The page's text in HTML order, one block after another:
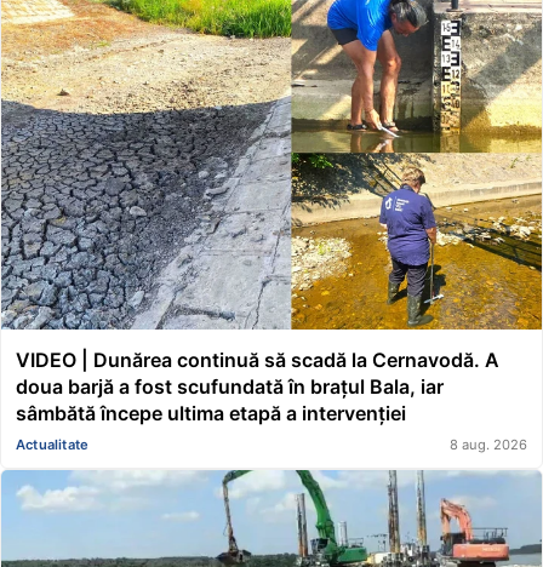
VIDEO | Dunărea continuă să scadă la Cernavodă. A
doua barjă a fost scufundată în brațul Bala, iar
sâmbătă începe ultima etapă a intervenției
Actualitate 8 aug. 2026